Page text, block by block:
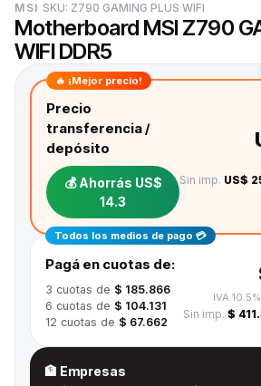
MSI SKU: Z790 GAMING PLUS WIFI
Motherboard MSI Z790
WIFI DDR5
🔥 ¡Mejor precio!
Precio
transferencia /
depósito
💰 Ahorrás US$
14.3
Sin imp. US$
Todos los medios de pago 💳
Pagá en cuotas de:
3 cuotas de $ 185.866
6 cuotas de $ 104.131
12 cuotas de $ 67.662
IVA
Sin imp. $
🏦 Empresas